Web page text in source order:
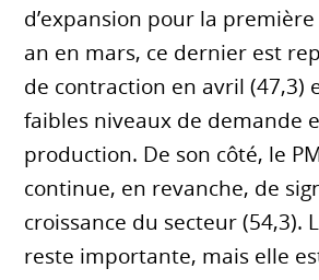
d’expansion pour la
an en mars, ce dernier est
de contraction en avril (47,3)
faibles niveaux de demande
production. De son côté, le
continue, en revanche, de
croissance du secteur (54,3).
reste importante, mais elle